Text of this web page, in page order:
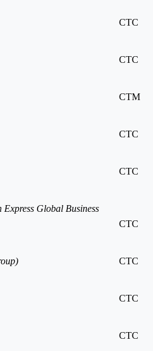
CTC
CTC
CTM
CTC
CTC
Global Business
CTC
CTC
CTC
CTC